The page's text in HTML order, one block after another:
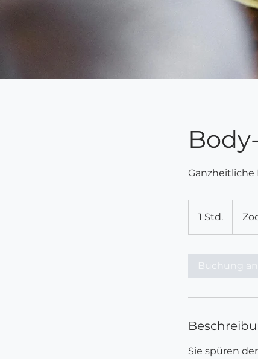
Ganzheitliche
1 Std.
S
Buchung
Sie spüren